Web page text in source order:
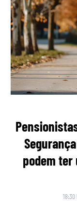
podem ter
18:30